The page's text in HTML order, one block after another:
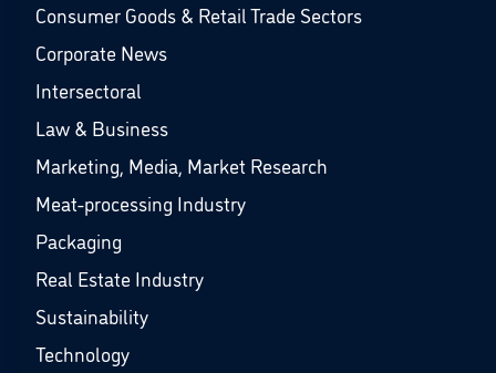
Consumer Goods & Retail Trade Sectors
Corporate News
Intersectoral
Law & Business
Marketing, Media, Market Research
Meat-processing Industry
Packaging
Real Estate Industry
Sustainability
Technology